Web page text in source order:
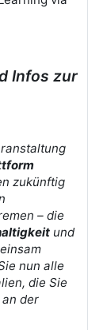
Infos zur
zukünftig
– die
und
nun alle
die Sie
der